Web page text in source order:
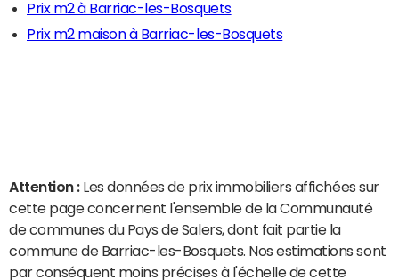
Prix m2 à Barriac-les-Bosquets
Prix m2 maison à Barriac-les-Bosquets
Attention : Les données de prix immobiliers affichées sur
cette page concernent l'ensemble de la Communauté
de communes du Pays de Salers, dont fait partie la
commune de Barriac-les-Bosquets. Nos estimations sont
par conséquent moins précises à l'échelle de cette